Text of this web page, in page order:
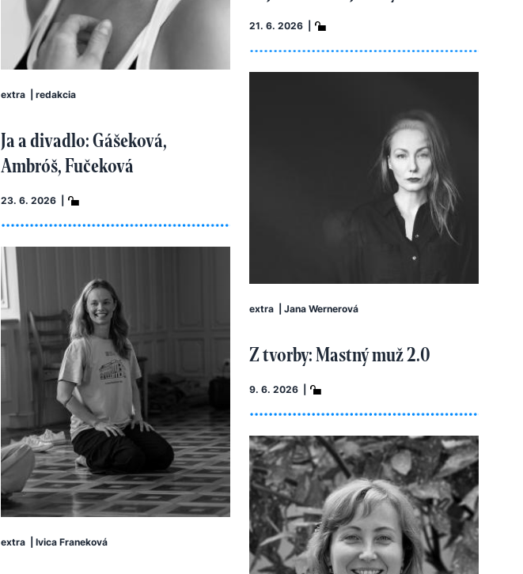
extra redakcia
Ja a divadlo: Gášeková,
Ambróš, Fučeková
23. 6. 2026 |
21. 6. 2026 |
extra Jana Wernerová
Z tvorby: Mastný muž 2.0
9. 6. 2026 |
extra Ivica Franeková